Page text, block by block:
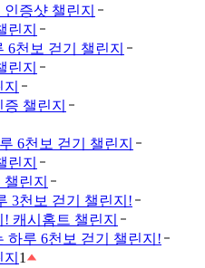
증샷 챌린지
린지
6천보 걷기 챌린지
린지
챌린지
6천보 걷기 챌린지
린지
린지
3천보 걷기 챌린지!
캐시홈트 챌린지
하루 6천보 걷기 챌린지!
1